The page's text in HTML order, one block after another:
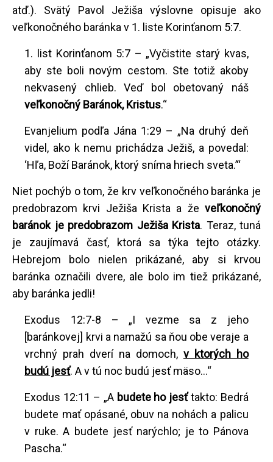
atď.). Svätý Pavol Ježiša výslovne opisuje ako
veľkonočného baránka v 1. liste Korinťanom 5:7.
1. list Korinťanom 5:7 – „Vyčistite starý kvas,
aby ste boli novým cestom. Ste totiž akoby
nekvasený chlieb. Veď bol obetovaný náš
veľkonočný Baránok, Kristus.“
Evanjelium podľa Jána 1:29 – „Na druhý deň
videl, ako k nemu prichádza Ježiš, a povedal:
‘Hľa, Boží Baránok, ktorý sníma hriech sveta.’“
Niet pochýb o tom, že krv veľkonočného baránka je
predobrazom krvi Ježiša Krista a že veľkonočný
baránok je predobrazom Ježiša Krista. Teraz, tuná
je zaujímavá časť, ktorá sa týka tejto otázky.
Hebrejom bolo nielen prikázané, aby si krvou
baránka označili dvere, ale bolo im tiež prikázané,
aby baránka jedli!
Exodus 12:7-8 – „I vezme sa z jeho
[baránkovej] krvi a namažú sa ňou obe veraje a
vrchný prah dverí na domoch, v ktorých ho
budú jesť. A v tú noc budú jesť mäso...“
Exodus 12:11 – „A budete ho jesťtakto: Bedrá
budete mať opásané, obuv na nohách a palicu
v ruke. A budete jesť narýchlo; je to Pánova
Pascha.“